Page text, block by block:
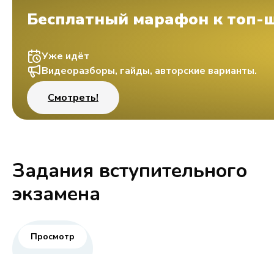
Бесплатный марафон к топ-
Уже идёт
Видеоразборы, гайды, авторские варианты.
Смотреть!
Задания вступительного
экзамена
Просмотр